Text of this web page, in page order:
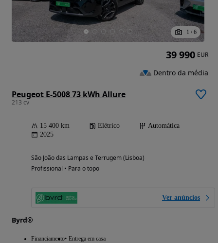
1 / 6
Peugeot E-5008 73 kWh Allure
213 cv
15 400 km Elétrico
Automática
2025
São João das Lampas e Terrugem (Lisboa)
Profissional • Para o topo
Ver anúncios
Byrd®
Financiamento Entrega em casa
39 990 EUR
Dentro da média